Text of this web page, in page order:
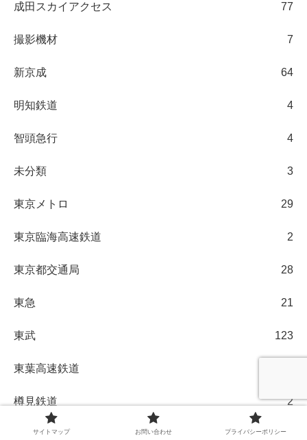
成田スカイアクセス 77
撮影機材 7
新京成 64
明知鉄道 4
智頭急行 4
未分類 3
東京メトロ 29
東京臨海高速鉄道 2
東京都交通局 28
東急 21
東武 123
東葉高速鉄道
樽見鉄道 2
水島臨海鉄道
サイトマップ お問い合わせ プライバシーポリシー